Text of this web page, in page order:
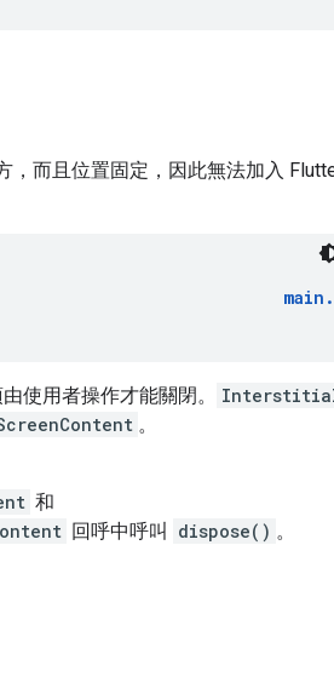
，而且位置固定，因此無法加入
main .
使用者操作才能關閉。
。
和
回呼中呼叫 dispose() 。